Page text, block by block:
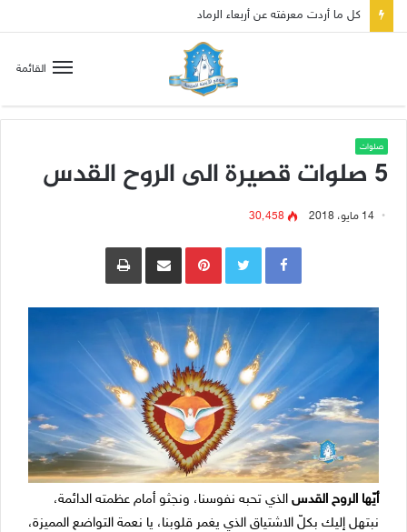
كل ما أردت معرفته عن أربعاء الرماد
القائمة
صلوات
5 صلوات قصيرة الى الروح القدس
14 مايو، 2018 30٬458
Pinterestمشاركة عبر البريد طباعة
أیّھا الروح القدس الذي تحبه نفوسنا، ونجثو أمام عظمته الدائمة،
نبتھل إلیك بكلّ الاشتیاق الذي یغمر قلوبنا، یا نعمة التواضع الممیزة،